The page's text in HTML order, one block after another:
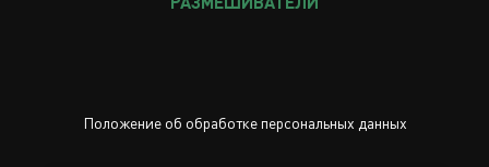
Положение об обработке персональных данных